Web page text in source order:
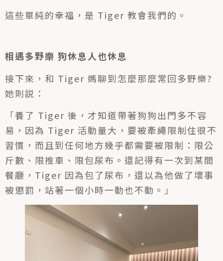
這些單純的幸福，是 Tiger 教會我們的。
相遇多野樂 狗休息人也休息
接下來，和 Tiger 媽聊到怎麼那麼常回多野樂?
她則説：
「養了 Tiger 後，才知道帶著狗狗出門多不容
易，因為 Tiger 活動量大，要被牽繩限制住很不
習慣，而且到任何地方幾乎都需要被限制：限公
斤數、限推車、限包尿布。還記得有一次到某間
餐廳，Tiger 因為包了尿布，還以為他做了壞事
被懲罰，站著一個小時一動也不動。」